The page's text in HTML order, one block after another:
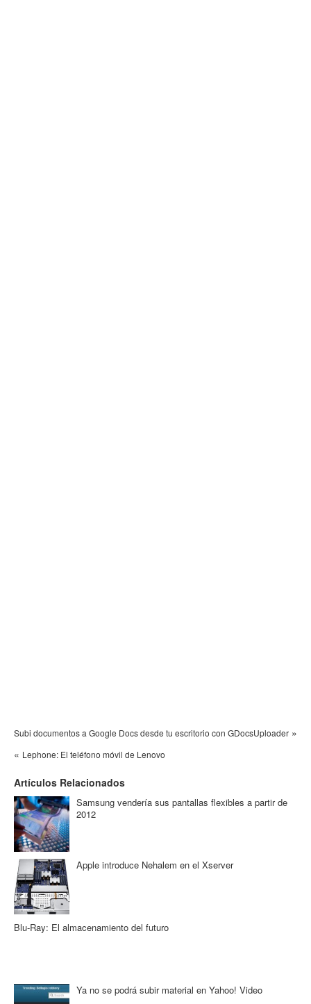
Subi documentos a Google Docs desde tu escritorio con GDocsUploader »
« Lephone: El teléfono móvil de Lenovo
Artículos Relacionados
Samsung vendería sus pantallas flexibles a partir de
2012
Apple introduce Nehalem en el Xserver
Blu-Ray: El almacenamiento del futuro
Ya no se podrá subir material en Yahoo! Video